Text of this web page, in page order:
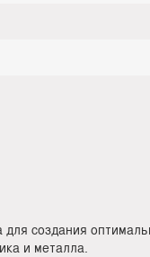
создания
и металла.